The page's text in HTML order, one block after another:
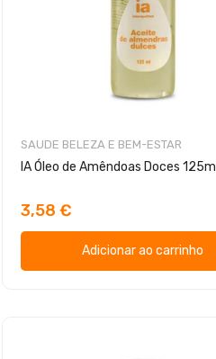
SAUDE BELEZA E BEM-ESTAR
IA Óleo de Amêndoas Doces 125ml
3,58 €
Adicionar ao carrinho